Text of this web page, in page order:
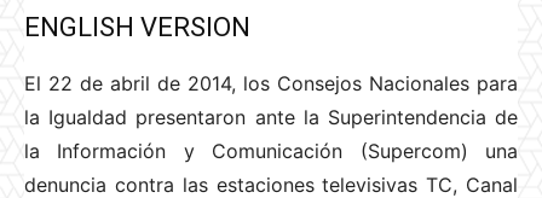
ENGLISH VERSION
El 22 de abril de 2014, los Consejos Nacionales para
la Igualdad presentaron ante la Superintendencia de
la Información y Comunicación (Supercom) una
denuncia contra las estaciones televisivas TC, Canal